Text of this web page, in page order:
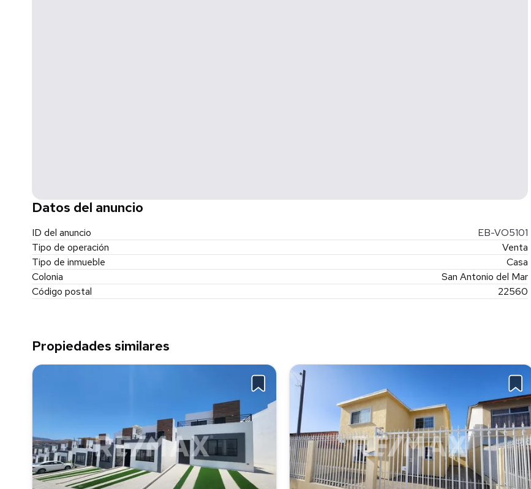
con vista al océano sea tuyo antes de que alguien más lo haga!
Datos del anuncio
ID del anuncio
EB-VO5101
Tipo de operación
Venta
Tipo de inmueble
Casa
Colonia
San Antonio del Mar
Código postal
22560
Propiedades similares